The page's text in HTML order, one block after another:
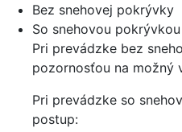
Bez snehovej pokrývky
So snehovou pokrývkou
Pri prevádzke bez
pozornosťou na možný
Pri prevádzke so
postup: